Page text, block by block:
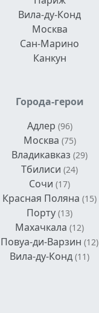
Вила-ду-Конд
Москва
Сан-Марино
Канкун
Города-герои
Адлер (96)
Москва (75)
Владикавказ (29)
Тбилиси (24)
Сочи (17)
Красная Поляна (15)
Порту (13)
Махачкала (12)
Повуа-ди-Варзин (12)
Вила-ду-Конд (11)